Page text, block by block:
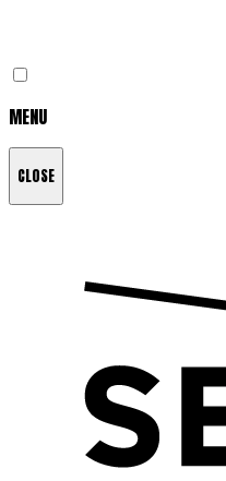
MENU
CLOSE